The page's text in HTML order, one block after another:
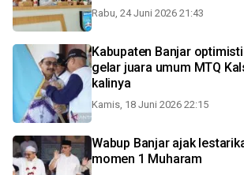
Rabu, 24 Juni 2026 21:43
Kabupaten Banjar
gelar juara umum MTQ
kalinya
Kamis, 18 Juni 2026 22:15
Wabup Banjar ajak
momen 1 Muharam